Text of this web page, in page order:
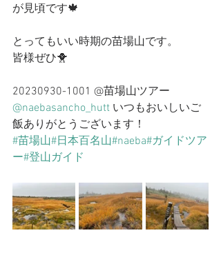
が見頃です🍁
とってもいい時期の苗場山です。
皆様ぜひ🐥
20230930-1001 @苗場山ツアー
@naebasancho_hutt いつもおいしいご
飯ありがとうございます！
#苗場山#日本百名山#naeba#ガイドツア
ー#登山ガイド